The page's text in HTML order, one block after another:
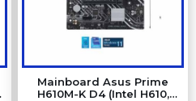
Mainboard Asus Prime
H610M-K D4 (Intel H610,